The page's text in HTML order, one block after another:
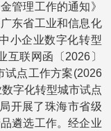
管理工作的通知》
东省工业和信息化
小企业数字化转型
联网函〔2026〕
试点工作方案(2026
字化转型城市试点
开展了珠海市省级
遴选工作。经企业